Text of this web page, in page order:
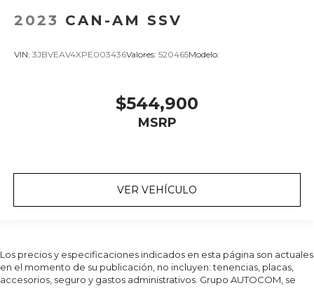
2023 CAN-AM SSV
VIN: 3JBVEAV4XPE003436Valores: 520465Modelo:
$544,900
MSRP
VER VEHÍCULO
Los precios y especificaciones indicados en esta página son actuales
en el momento de su publicación, no incluyen: tenencias, placas,
accesorios, seguro y gastos administrativos. Grupo AUTOCOM, se